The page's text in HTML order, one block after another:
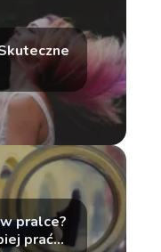
pralce?
prać